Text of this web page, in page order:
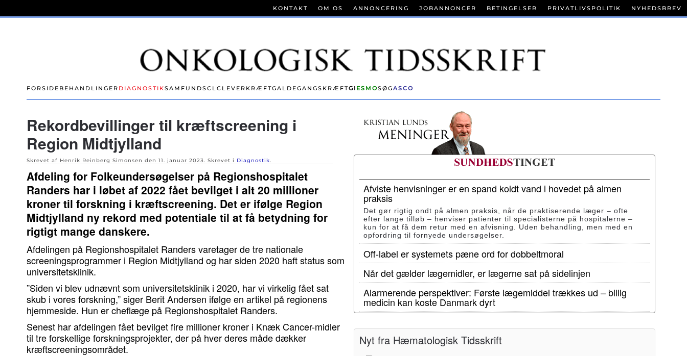
Skip to main content
FORSIDE BEHANDLINGER DIAGNOSTIKSAMFUNDSCLC LEVERKRÆFTGALDEGANGSKRÆFTGI ESMOSØGASCO
KONTAKT OM OS ANNONCERING JOBANNONCER BETINGELSER PRIVATLIVSPOLITIK NYHEDSBREV
Rekordbevillinger til kræftscreening i
Region Midtjylland
Skrevet af Henrik Reinberg Simonsen den 11. januar 2023. Skrevet i Diagnostik.
Afdeling for Folkeundersøgelser på Regionshospitalet
Randers har i løbet af 2022 fået bevilget i alt 20 millioner
kroner til forskning i kræftscreening. Det er ifølge Region
Midtjylland ny rekord med potentiale til at få betydning for
rigtigt mange danskere.
Afdelingen på Regionshospitalet Randers varetager de tre nationale
screeningsprogrammer i Region Midtjylland og har siden 2020 haft status som
universitetsklinik.
”Siden vi blev udnævnt som universitetsklinik i 2020, har vi virkelig fået sat
skub i vores forskning,” siger Berit Andersen ifølge en artikel på regionens
hjemmeside. Hun er cheflæge på Regionshospitalet Randers.
Senest har afdelingen fået bevilget fire millioner kroner i Knæk Cancer-midler
til tre forskellige forskningsprojekter, der på hver deres måde dækker
kræftscreeningsområdet.
Afviste henvisninger er en spand koldt vand i hovedet på almen
praksis
Det gør rigtig ondt på almen praksis, når de praktiserende læger – ofte
efter lange tilløb – henviser patienter til specialisterne på hospitalerne –
kun for at få dem retur med en afvisning. Uden behandling, men med en
opfordring til fornyede undersøgelser.
Off-label er systemets pæne ord for dobbeltmoral
Når det gælder lægemidler, er lægerne sat på sidelinjen
Alarmerende perspektiver: Første lægemiddel trækkes ud – billig
medicin kan koste Danmark dyrt
Nyt fra Hæmatologisk Tidsskrift